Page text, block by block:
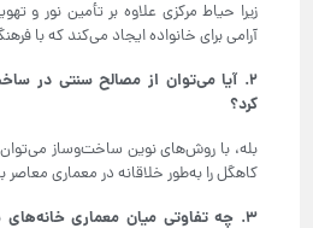
زیرا حیاط مرکزی علاوه بر تأمین نور و
آرامی برای خانواده ایجاد می‌کند که با
۲. آیا می‌توان از مصالح سنتی در
کرد؟
بله، با روش‌های نوین ساخت‌وساز
کاهگل را به‌طور خلاقانه در معماری معاصر
۳. چه تفاوتی میان معماری